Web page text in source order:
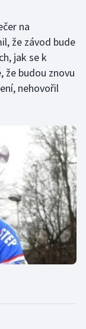
na
že závod bude
jak se k
že budou znovu
nehovořil